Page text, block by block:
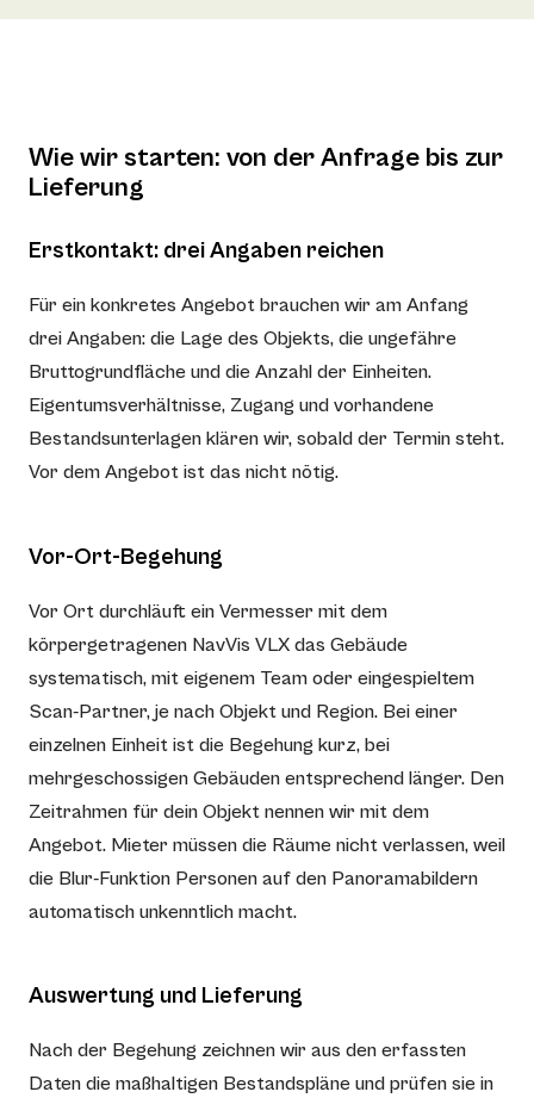
Wie wir starten: von der Anfrage bis zur
Lieferung
Erstkontakt: drei Angaben reichen
Für ein konkretes Angebot brauchen wir am Anfang
drei Angaben: die Lage des Objekts, die ungefähre
Bruttogrundfläche und die Anzahl der Einheiten.
Eigentumsverhältnisse, Zugang und vorhandene
Bestandsunterlagen klären wir, sobald der Termin steht.
Vor dem Angebot ist das nicht nötig.
Vor-Ort-Begehung
Vor Ort durchläuft ein Vermesser mit dem
körpergetragenen NavVis VLX das Gebäude
systematisch, mit eigenem Team oder eingespieltem
Scan-Partner, je nach Objekt und Region. Bei einer
einzelnen Einheit ist die Begehung kurz, bei
mehrgeschossigen Gebäuden entsprechend länger. Den
Zeitrahmen für dein Objekt nennen wir mit dem
Angebot. Mieter müssen die Räume nicht verlassen, weil
die Blur-Funktion Personen auf den Panoramabildern
automatisch unkenntlich macht.
Auswertung und Lieferung
Nach der Begehung zeichnen wir aus den erfassten
Daten die maßhaltigen Bestandspläne und prüfen sie in